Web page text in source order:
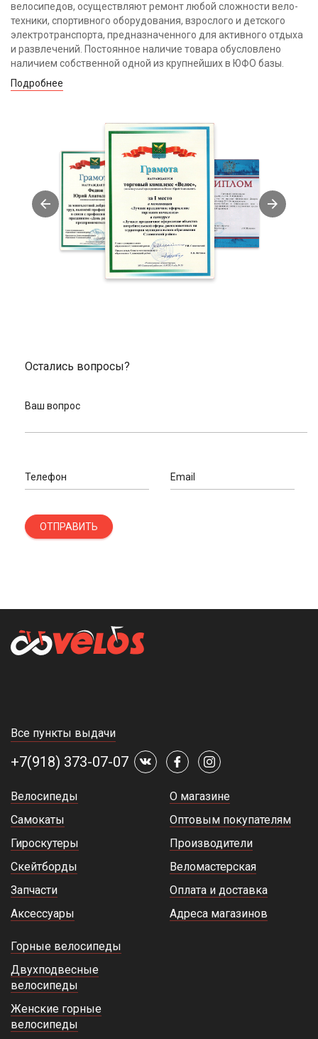
велосипедов, осуществляют ремонт любой сложности вело-
техники, спортивного оборудования, взрослого и детского
электротранспорта, предназначенного для активного отдыха
и развлечений. Постоянное наличие товара обусловлено
наличием собственной одной из крупнейших в ЮФО базы.
Подробнее
Остались вопросы?
Ваш вопрос
Телефон Email
ОТПРАВИТЬ
Все пункты выдачи
+7(918) 373-07-07
Велосипеды
Самокаты
Гироскутеры
Скейтборды
Запчасти
Аксессуары
О магазине
Оптовым покупателям
Производители
Веломастерская
Оплата и доставка
Адреса магазинов
Горные велосипеды
Двухподвесные
велосипеды
Женские горные
велосипеды